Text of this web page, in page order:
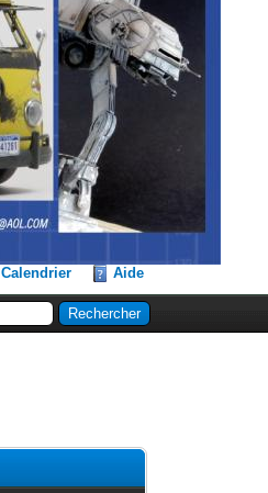
Calendrier Aide